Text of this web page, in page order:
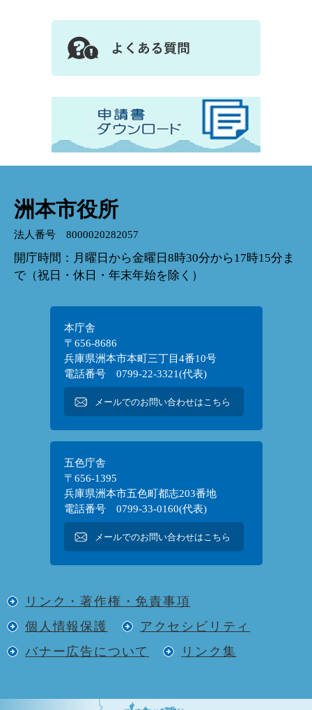
洲本市役所
法人番号 8000020282057
開庁時間：月曜日から金曜日8時30分から17時15分ま
で（祝日・休日・年末年始を除く）
本庁舎
〒656-8686
兵庫県洲本市本町三丁目4番10号
電話番号 0799-22-3321(代表)
メールでのお問い合わせはこちら
五色庁舎
〒656-1395
兵庫県洲本市五色町都志203番地
電話番号 0799-33-0160(代表)
メールでのお問い合わせはこちら
リンク・著作権・免責事項
個人情報保護
アクセシビリティ
バナー広告について
リンク集